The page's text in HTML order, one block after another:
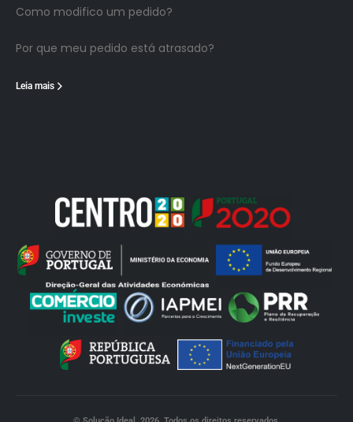
Como modifico um pedido?
Por que meu pedido está atrasado?
Leia mais